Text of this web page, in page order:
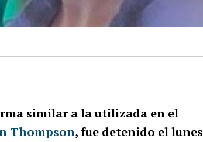
similar a la utilizada en el
Thompson, fue detenido el lunes